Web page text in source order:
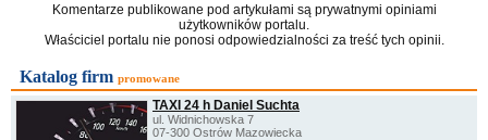
Komentarze publikowane pod artykułami są prywatnymi opiniami
użytkowników portalu.
Właściciel portalu nie ponosi odpowiedzialności za treść tych opinii.
Katalog firm promowane
TAXI 24 h Daniel Suchta
ul. Widnichowska 7
07-300 Ostrów Mazowiecka